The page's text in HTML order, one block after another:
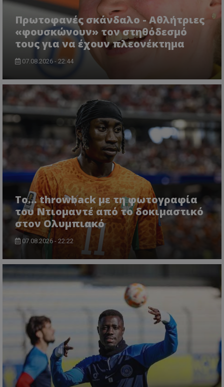
Πρωτοφανές σκάνδαλο - Aθλήτριες
«φουσκώνουν» τον στηθόδεσμό
τους για να έχουν πλεονέκτημα
07.08.2026 - 22:44
Το... throwback με τη φωτογραφία
του Ντιομαντέ από το δοκιμαστικό
στον Ολυμπιακό
07.08.2026 - 22:22